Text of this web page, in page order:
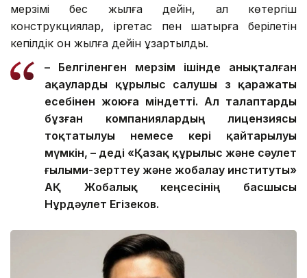
мерзімі бес жылға дейін, ал көтергіш
конструкциялар, іргетас пен шатырға берілетін
кепілдік он жылға дейін ұзартылды.
– Белгіленген мерзім ішінде анықталған
ақауларды құрылыс салушы өз қаражаты
есебінен жоюға міндетті. Ал талаптарды
бұзған компаниялардың лицензиясы
тоқтатылуы немесе кері қайтарылуы
мүмкін, – деді «Қазақ құрылыс және сәулет
ғылыми-зерттеу және жобалау институты»
АҚ Жобалық кеңсесінің басшысы
Нұрдәулет Егізеков.